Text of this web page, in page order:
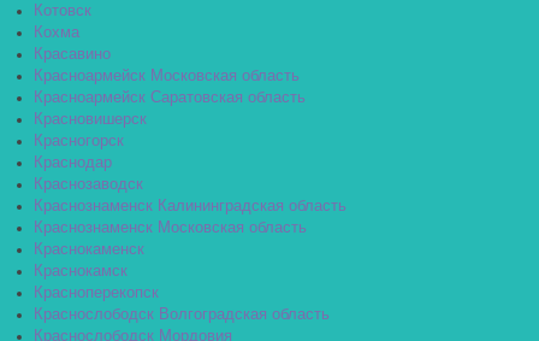
Котовск
Кохма
Красавино
Красноармейск Московская область
Красноармейск Саратовская область
Красновишерск
Красногорск
Краснодар
Краснозаводск
Краснознаменск Калининградская область
Краснознаменск Московская область
Краснокаменск
Краснокамск
Красноперекопск
Краснослободск Волгоградская область
Краснослободск Мордовия